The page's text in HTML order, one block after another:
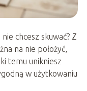
chcesz skuwać? Z
na nie położyć,
temu unikniesz
w użytkowaniu